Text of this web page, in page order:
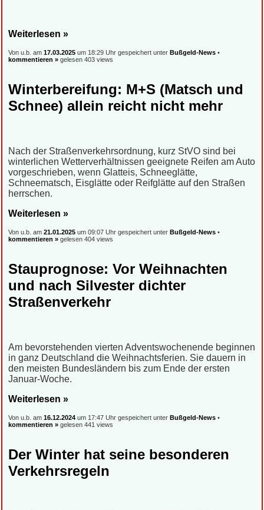
Weiterlesen »
Von u.b. am 17.03.2025 um 18:29 Uhr gespeichert unter Bußgeld-News •
kommentieren » gelesen 403 views
Winterbereifung: M+S (Matsch und
Schnee) allein reicht nicht mehr
Nach der Straßenverkehrsordnung, kurz StVO sind bei
winterlichen Wetterverhältnissen geeignete Reifen am Auto
vorgeschrieben, wenn Glatteis, Schneeglätte,
Schneematsch, Eisglätte oder Reifglätte auf den Straßen
herrschen.
Weiterlesen »
Von u.b. am 21.01.2025 um 09:07 Uhr gespeichert unter Bußgeld-News •
kommentieren » gelesen 404 views
Stauprognose: Vor Weihnachten
und nach Silvester dichter
Straßenverkehr
Am bevorstehenden vierten Adventswochenende beginnen
in ganz Deutschland die Weihnachtsferien. Sie dauern in
den meisten Bundesländern bis zum Ende der ersten
Januar-Woche.
Weiterlesen »
Von u.b. am 16.12.2024 um 17:47 Uhr gespeichert unter Bußgeld-News •
kommentieren » gelesen 441 views
Der Winter hat seine besonderen
Verkehrsregeln